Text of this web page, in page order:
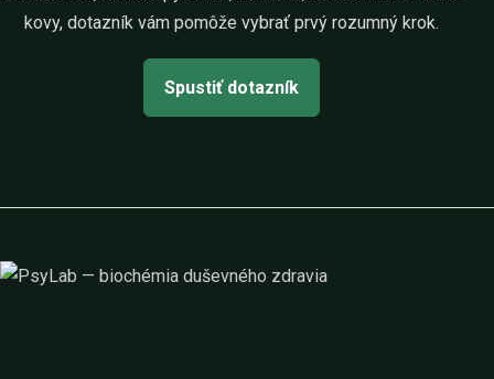
kovy, dotazník vám pomôže vybrať prvý rozumný krok.
Spustiť dotazník